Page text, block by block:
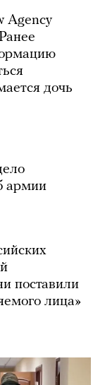
Agency
дочь
армии
поставили
лица»